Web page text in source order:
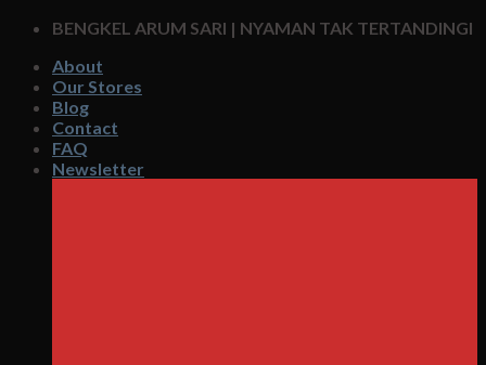
Skip
content
BENGKEL ARUM SARI | NYAMAN TAK TERTANDINGI
About
Our Stores
Blog
Contact
FAQ
Newsletter